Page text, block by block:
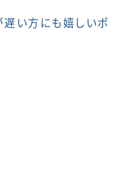
い方にも嬉しいポ